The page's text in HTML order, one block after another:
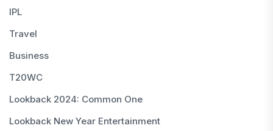
IPL
Travel
Business
T20WC
Lookback 2024: Common One
Lookback New Year Entertainment